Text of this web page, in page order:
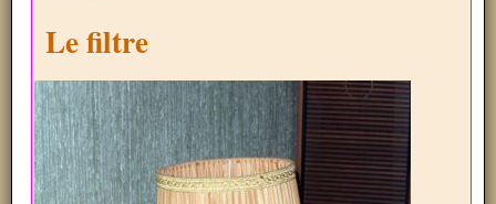
Le filtre